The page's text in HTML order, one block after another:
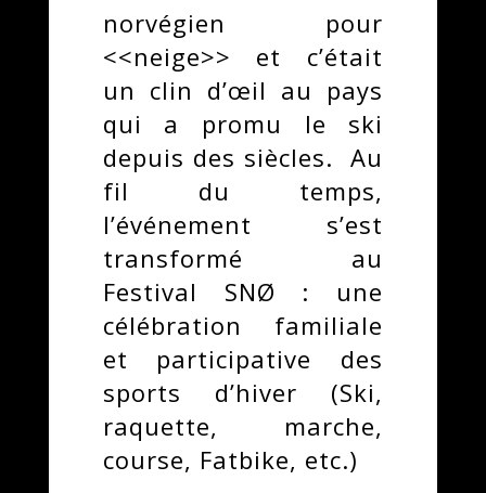
norvégien pour
<<neige>> et c’était
un clin d’œil au pays
qui a promu le ski
depuis des siècles. Au
fil du temps,
l’événement s’est
transformé au
Festival SNØ : une
célébration familiale
et participative des
sports d’hiver (Ski,
raquette, marche,
course, Fatbike, etc.)